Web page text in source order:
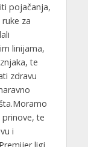
pojačanja,
za
linijama,
te
zdravu
te
i
ligi.